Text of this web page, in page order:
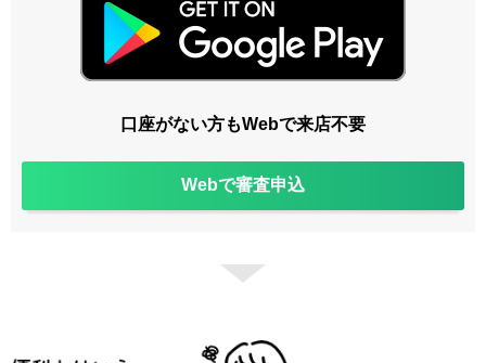
口座がない方もWebで来店不要
Webで審査申込